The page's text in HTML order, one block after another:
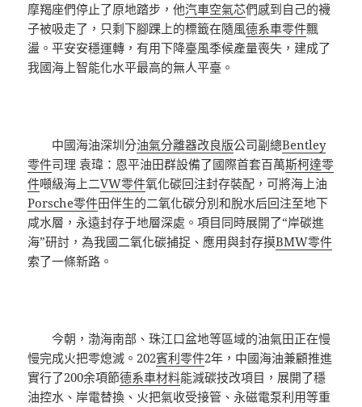
摩羯座們停止了原地踏步，他汽車空氣芯們感到自己的襪
子被吸走了，只剩下腳踝上的標籤在隨風德系車零件飄
盪。平安安穩運轉，有用下降臺風季候產量喪失，建成了
我國海上智能化水平最高的無人平臺。
中國海油深圳分油氣分離器改良版公司副總Bentley
零件司理 袁瑋：恩平油田群設備了國際首套百萬斯柯達零
件噸級海上二VW零件氧化碳回注封存裝配，可將海上油
Porsche零件田伴生的二氧化碳分別和脫水后回注至地下
咸水層，永遠封存于地層深處。項目同時展開了“岸碳進
海”研討，為我國二氧化碳捕捉、應用與封存摸BMW零件
索了一條新路。
今朝，渤海南部、珠江口盆地等區域的油氣田正在慢
慢完成火把零熄滅。202賓利零件2年，中國海油兼顧推進
實行了200余項節德系車材料能減碳技改項目，展開了穩
油控水、岸電替換、火把氣收受接管、永磁電泵利用等重